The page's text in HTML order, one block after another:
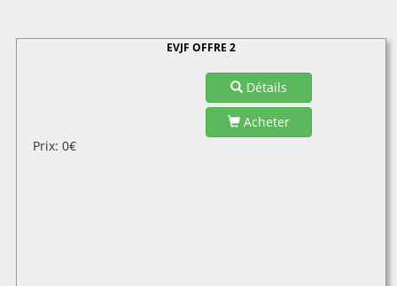
EVJF OFFRE 2
Détails
Acheter
Prix: 0€